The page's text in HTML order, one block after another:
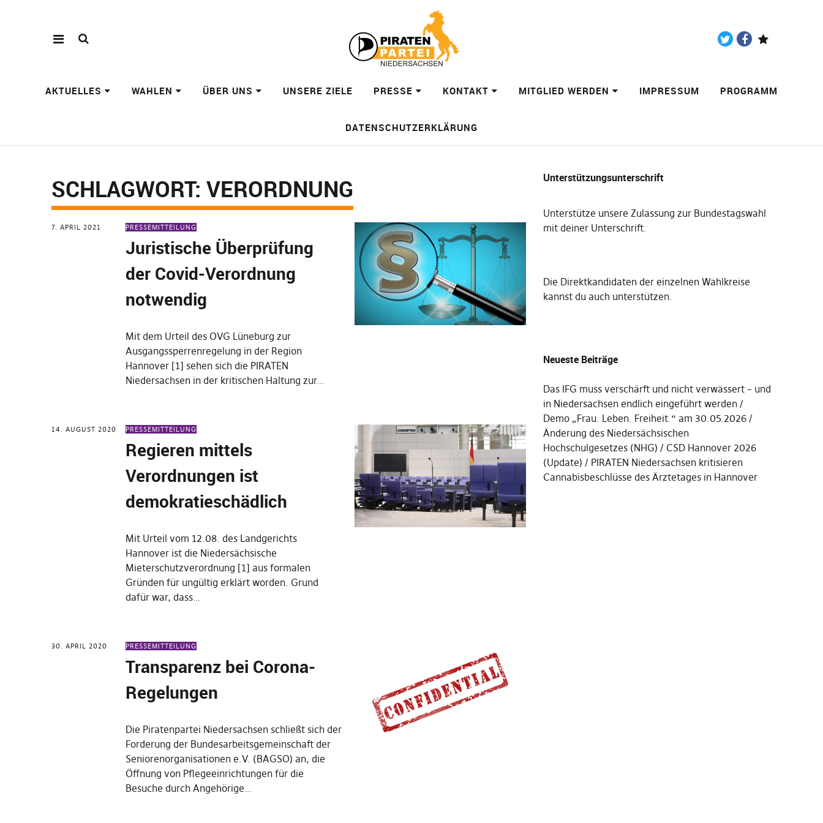
AKTUELLES WAHLEN ÜBER UNS UNSERE ZIELE PRESSE KONTAKT MITGLIED WERDEN IMPRESSUM PROGRAMM
DATENSCHUTZERKLÄRUNG
SCHLAGWORT: VERORDNUNG
7. APRIL 2021 PRESSEMITTEILUNG
Juristische Überprüfung
der Covid-Verordnung
notwendig
Mit dem Urteil des OVG Lüneburg zur
Ausgangssperrenregelung in der Region
Hannover [1] sehen sich die PIRATEN
Niedersachsen in der kritischen Haltung zur…
14. AUGUST 2020 PRESSEMITTEILUNG
Regieren mittels
Verordnungen ist
demokratieschädlich
Mit Urteil vom 12.08. des Landgerichts
Hannover ist die Niedersächsische
Mieterschutzverordnung [1] aus formalen
Gründen für ungültig erklärt worden. Grund
dafür war, dass…
30. APRIL 2020 PRESSEMITTEILUNG
Transparenz bei Corona-
Regelungen
Die Piratenpartei Niedersachsen schließt sich der
Forderung der Bundesarbeitsgemeinschaft der
Seniorenorganisationen e.V. (BAGSO) an, die
Öffnung von Pflegeeinrichtungen für die
Besuche durch Angehörige…
Unterstützungsunterschrift
Unterstütze unsere Zulassung zur Bundestagswahl
mit deiner Unterschrift.
Die Direktkandidaten der einzelnen Wahlkreise
kannst du auch unterstützen.
Neueste Beiträge
Das IFG muss verschärft und nicht verwässert – und
in Niedersachsen endlich eingeführt werden
Demo „Frau. Leben. Freiheit.“ am 30.05.2026
Änderung des Niedersächsischen
Hochschulgesetzes (NHG)
CSD Hannover 2026
(Update)
PIRATEN Niedersachsen kritisieren
Cannabisbeschlüsse des Ärztetages in Hannover